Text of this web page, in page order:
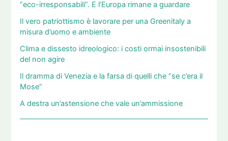
“eco-irresponsabili”. E l’Europa rimane a guardare
Il vero patriottismo è lavorare per una Greenitaly a
misura d’uomo e ambiente
Clima e dissesto idreologico: i costi ormai insostenibili
del non agire
Il dramma di Venezia e la farsa di quelli che “se c’era il
Mose”
A destra un’astensione che vale un’ammissione